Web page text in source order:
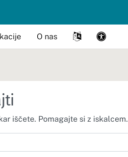
O nas
iščete. Pomagajte si z iskalcem.